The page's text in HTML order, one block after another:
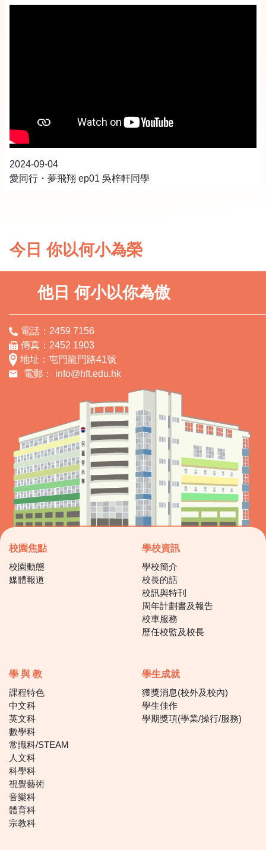
2024-09-04
愛同行・夢飛翔 ep01 吳梓軒同學
今日 你以何小為榮
他日 何小以你為傲
電話：2459 7156
傳真：2452 1903
地址：屯門龍門路41號
電郵：
info@hft.edu.hk
校園焦點
校園動態
媒體報道
學校資訊
學校簡介
校長的話
校訊與特刊
周年計劃書及報告
校車服務
歷任校監及校長
學 與 教
課程特色
中文科
英文科
數學科
常識科/STEAM
人文科
科學科
視覺藝術
音樂科
體育科
宗教科
學生成就
獲獎消息(校外及校內)
學生佳作
學期獎項(學業/操行/服務)